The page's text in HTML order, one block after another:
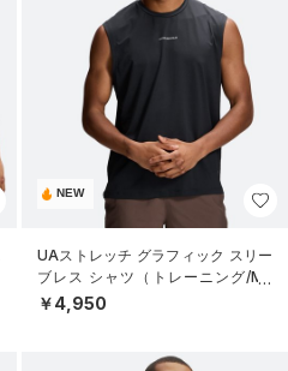
NEW
UAストレッチ グラフィック スリー
ブレス シャツ（トレーニング/ME
N）
￥4,950